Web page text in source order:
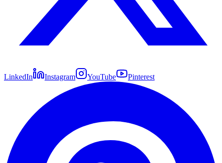
LinkedIn Instagram YouTube Pinterest